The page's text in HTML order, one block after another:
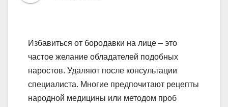
Избавиться от бородавки на лице – это
частое желание обладателей подобных
наростов. Удаляют после консультации
специалиста. Многие предпочитают рецепты
народной медицины или методом проб